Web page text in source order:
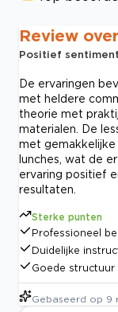
Review
Positief sentiment
De ervaringen
met heldere
theorie met
materialen. De
met
lunches, wat de
ervaring positief
resultaten.
Sterke punten
Professioneel
Duidelijke
Goede structuur
Gebaseerd op 9